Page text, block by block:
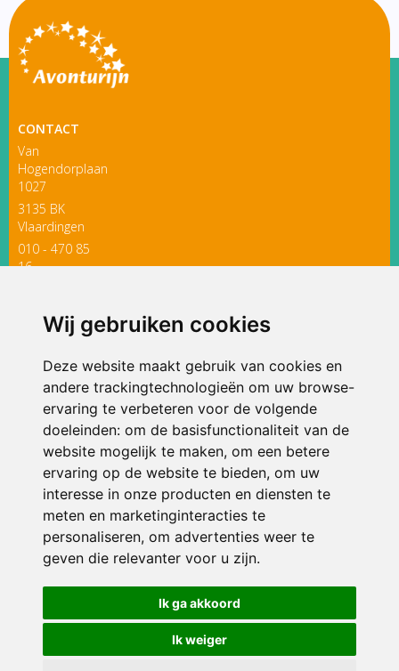
Wij gebruiken cookies
Deze website maakt gebruik van cookies en
andere trackingtechnologieën om uw browse-
ervaring te verbeteren voor de volgende
doeleinden: om de basisfunctionaliteit van de
website mogelijk te maken, om een betere
ervaring op de website te bieden, om uw
interesse in onze producten en diensten te
meten en marketinginteracties te
personaliseren, om advertenties weer te
geven die relevanter voor u zijn.
Ik ga akkoord
Ik weiger
CONTACT
Van
Hogendorplaan
1027
3135 BK
Vlaardingen
010 - 470 85
16
ONDERDEEL VAN
© 2026 Avonturijn | Alle rechten voorbehouden
Privacy policy|Disclaimer| Klachtenregeling|RSIN en Anbi
voorkeuren
Crealisatie The MindOffice